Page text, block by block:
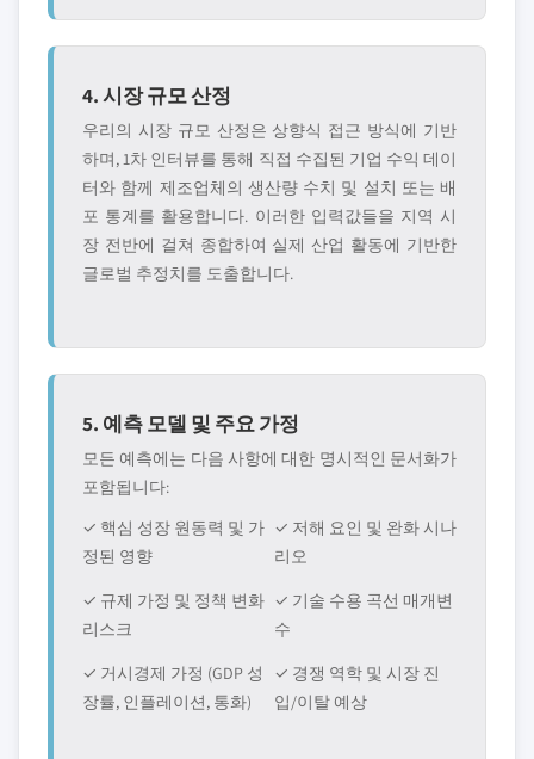
4. 시장 규모 산정
우리의 시장 규모 산정은 상향식 접근 방식에 기반
하며, 1차 인터뷰를 통해 직접 수집된 기업 수익 데이
터와 함께 제조업체의 생산량 수치 및 설치 또는 배
포 통계를 활용합니다. 이러한 입력값들을 지역 시
장 전반에 걸쳐 종합하여 실제 산업 활동에 기반한
글로벌 추정치를 도출합니다.
5. 예측 모델 및 주요 가정
모든 예측에는 다음 사항에 대한 명시적인 문서화가
포함됩니다:
✓ 핵심 성장 원동력 및 가
정된 영향
✓ 저해 요인 및 완화 시나
리오
✓ 규제 가정 및 정책 변화
리스크
✓ 기술 수용 곡선 매개변
수
✓ 거시경제 가정 (GDP 성
장률, 인플레이션, 통화)
✓ 경쟁 역학 및 시장 진
입/이탈 예상